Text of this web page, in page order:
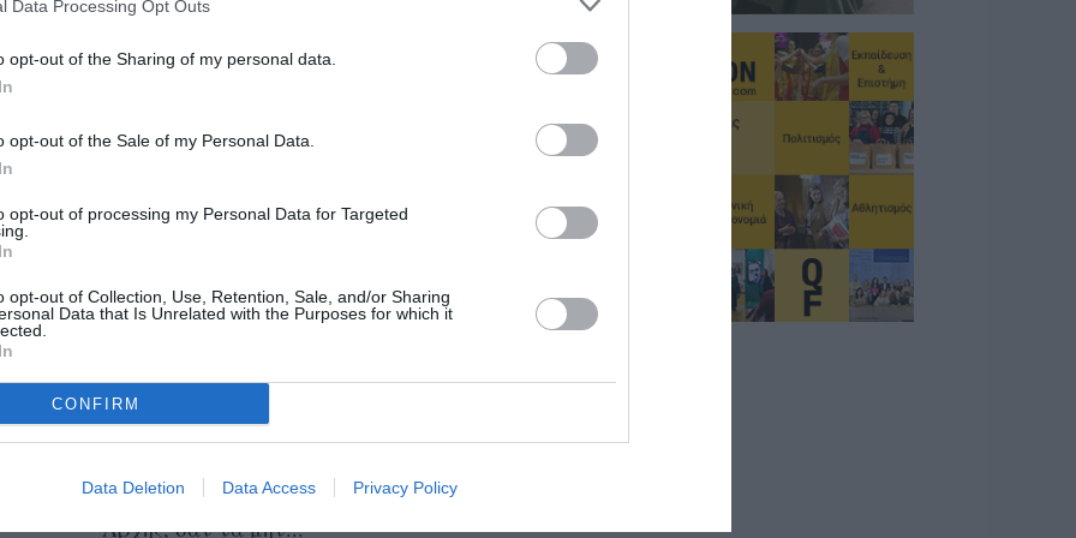
Data Processing Opt Outs
opt-out of the Sharing of my personal data.
opt-out of the Sale of my Personal Data.
opt-out of processing my Personal Data for Targeted
opt-out of Collection, Use, Retention, Sale, and/or Sharing
Data that Is Unrelated with the Purposes for which it
CONFIRM
Data Deletion Data Access Privacy Policy
Πρόταση για αλλαγή του τρόπου
Γαργαλιάνους, με μεταφόρτωση μέσω
Γαργαλιάνων: «Οκτώ μήνες
εισπράττουμε την απαξίωση
18/09/2024 17:21
Ανακοίνωση – διαμαρτυρία του Τοπικού
εισπράττουμε την απαξίωση της Δημοτικής
Αρχής, σαν να μην...